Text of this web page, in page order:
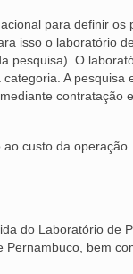
para definir os
isso o laboratório
pesquisa). O
A pesquisa
contratação
custo da operação.
do Laboratório de
bem